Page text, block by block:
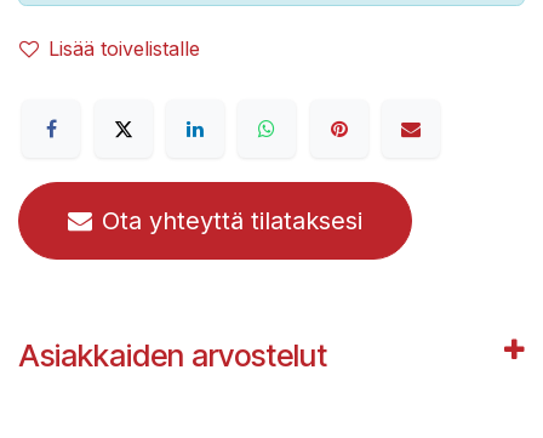
Lisää toivelistalle
Ota yhteyttä tilataksesi
Asiakkaiden arvostelut